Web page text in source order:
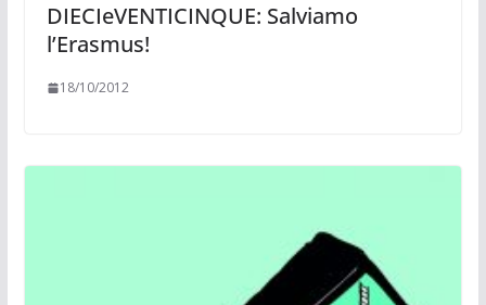
DIECIeVENTICINQUE: Salviamo
l’Erasmus!
18/10/2012